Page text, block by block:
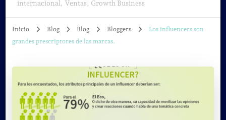
internacional, Ventas, Growth Business
Inicio Blog Blog Bloggers
Los influencers son
grandes prescriptores de las marcas.